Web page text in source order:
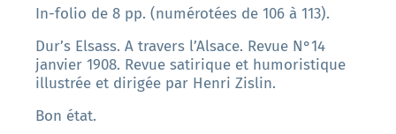
In-folio de 8 pp. (numérotées de 106 à 113).
Dur’s Elsass. A travers l’Alsace. Revue N°14
janvier 1908. Revue satirique et humoristique
illustrée et dirigée par Henri Zislin.
Bon état.